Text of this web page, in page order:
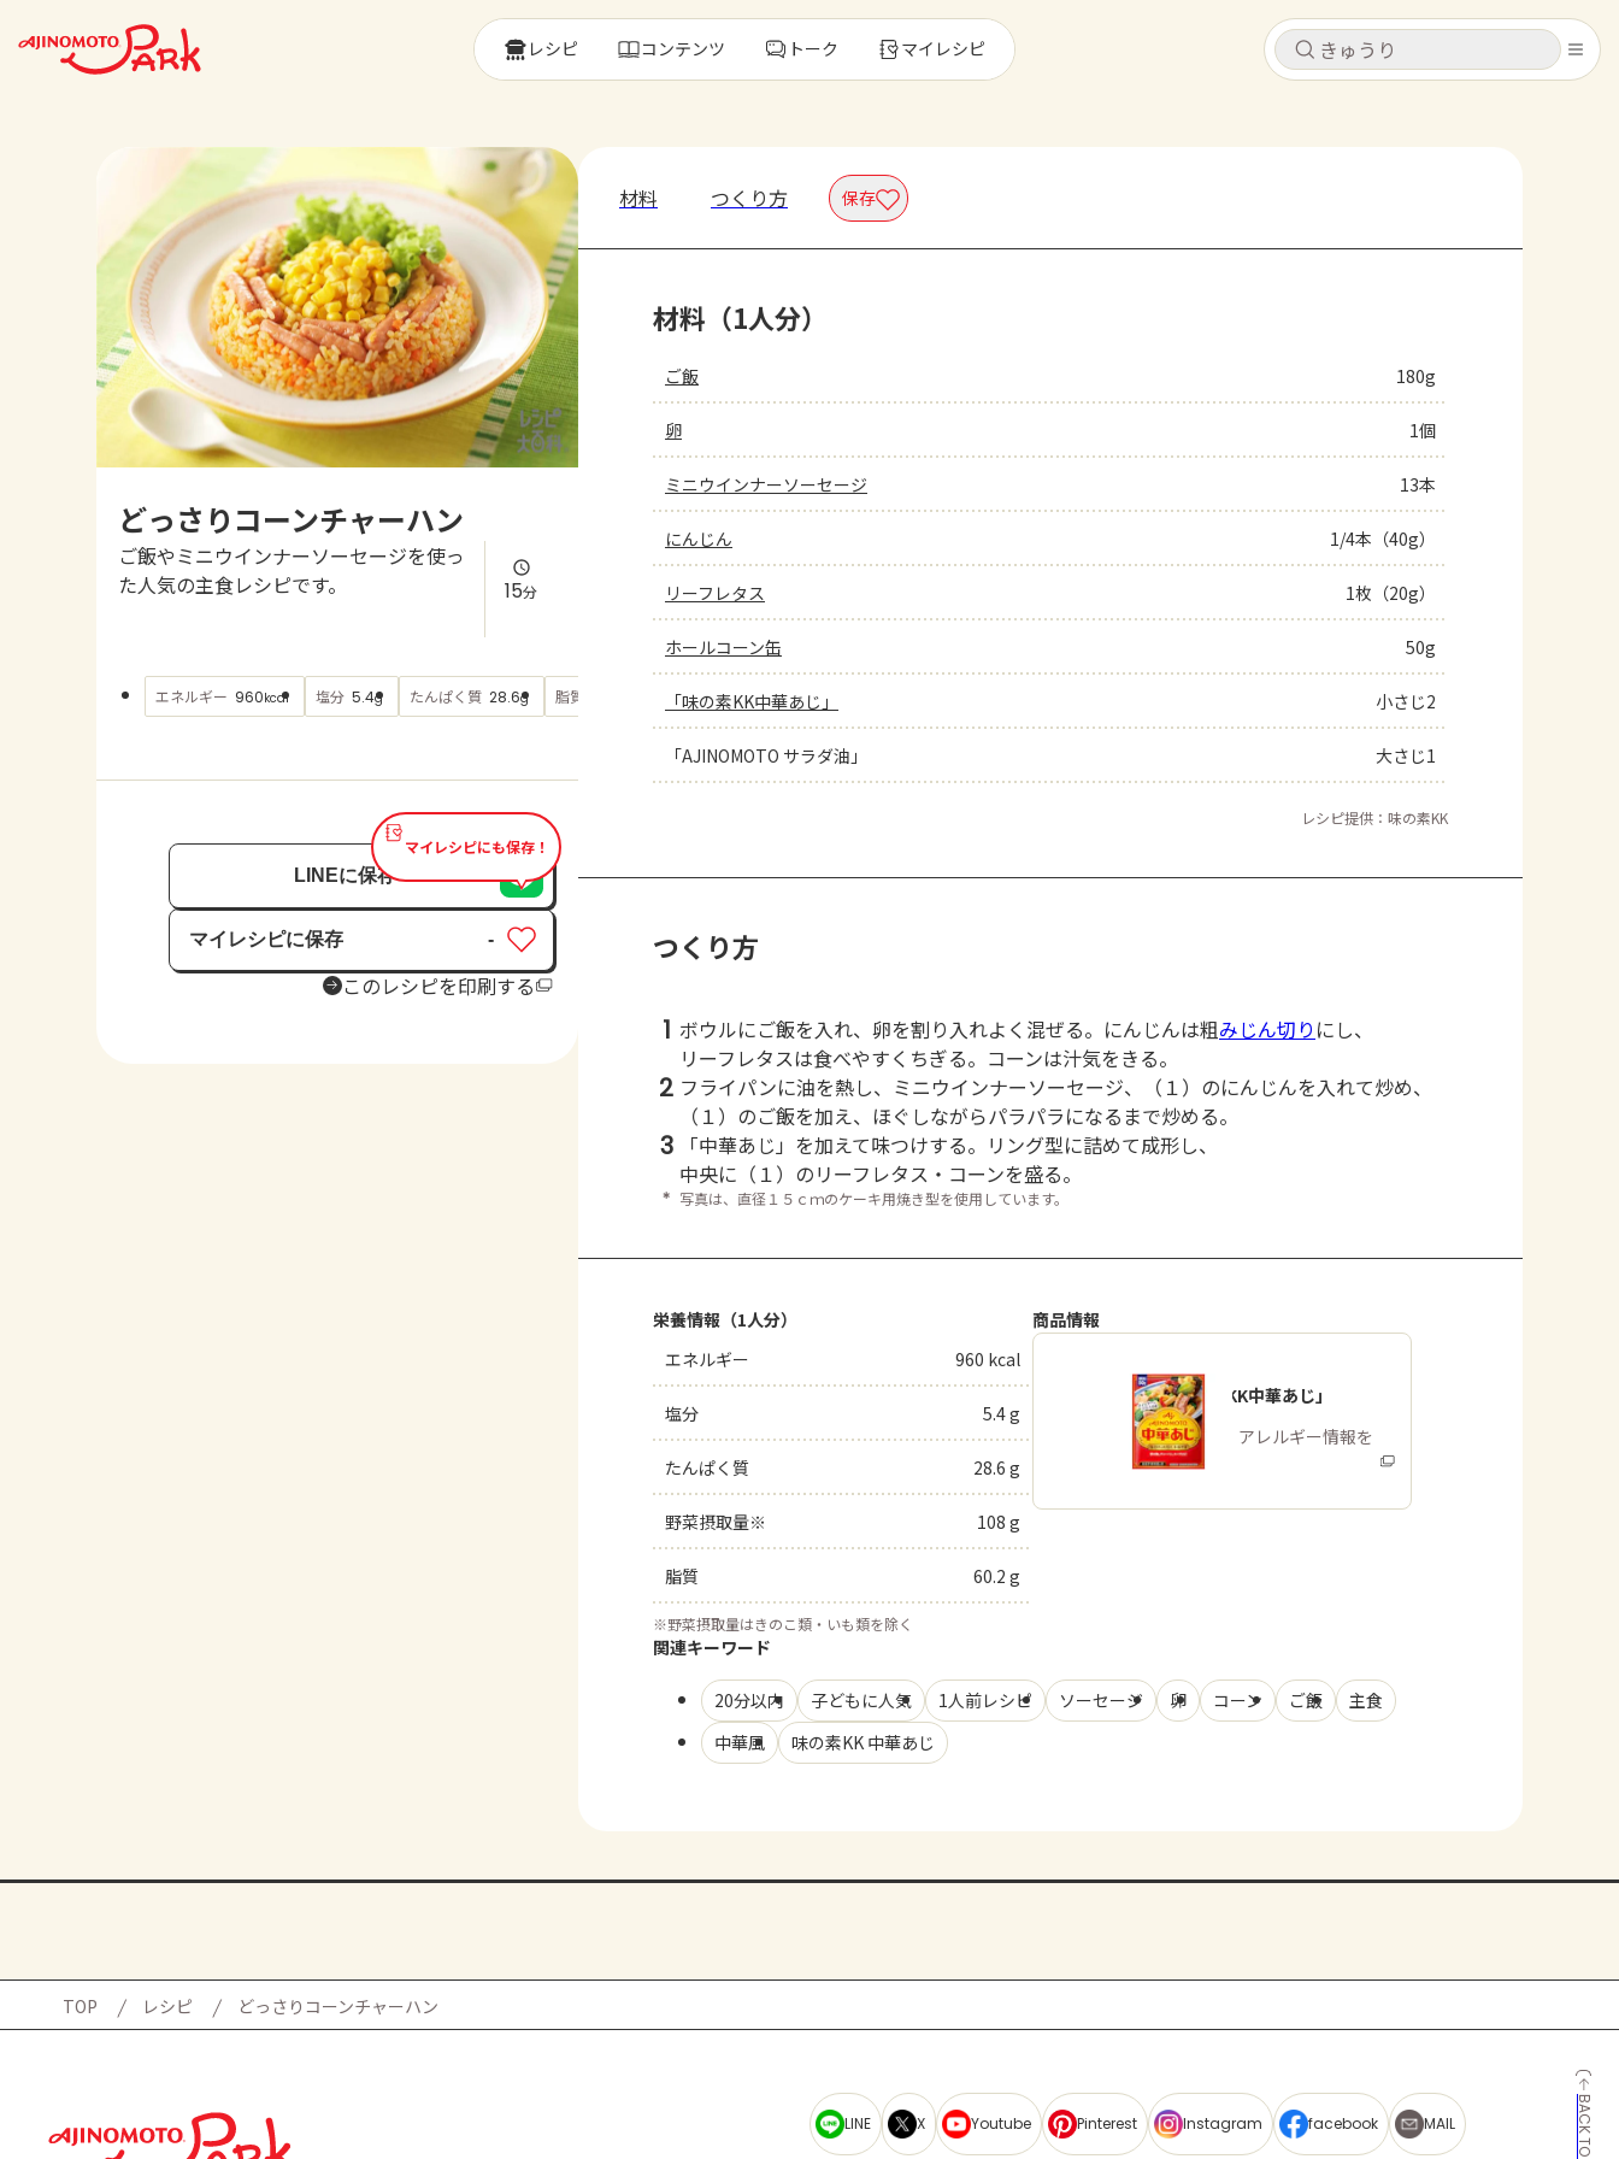
キャンセル
レシピ
トーク
よくあるお問い合わせ
AJINOMOTO PARK とは
キャンセル
レシピ コンテンツ トーク マイレシピ
どっさりコーンチャーハン
ご飯やミニウインナーソーセージを使っ
た人気の主食レシピです。
15分
エネルギー 960kcal 塩分 5.4g たんぱく質 28.6g 脂質 もっと見る
マイレシピにも保存！
LINEに保存
マイレシピに保存
保存済み
-
このレシピを印刷する
材料 つくり方 保存
材料（1人分）
ご飯 180g
卵 1個
ミニウインナーソーセージ 13本
にんじん 1/4本（40g）
リーフレタス 1枚（20g）
ホールコーン缶 50g
「味の素KK中華あじ」 小さじ2
「AJINOMOTO サラダ油」 大さじ1
レシピ提供：味の素KK
つくり方
1 ボウルにご飯を入れ、卵を割り入れよく混ぜる。にんじんは粗みじん切り にし、
リーフレタスは食べやすくちぎる。コーンは汁気をきる。
2 フライパンに油を熱し、ミニウインナーソーセージ、（１）のにんじんを入れて炒め、
（１）のご飯を加え、ほぐしながらパラパラになるまで炒める。
3
「中華あじ」を加えて味つけする。リング型に詰めて成形し、
中央に（１）のリーフレタス・コーンを盛る。
＊ 写真は、直径１５ｃｍのケーキ用焼き型を使用しています。
栄養情報（1人分）
エネルギー
960 kcal
塩分 5.4 g
たんぱく質 28.6 g
野菜摂取量※ 108 g
脂質 60.2 g
※野菜摂取量はきのこ類・いも類を除く
商品情報
「味の素KK中華あじ」
商品・アレルギー情報を
みる
関連キーワード
20分以内 子どもに人気 1人前レシピ ソーセージ 卵 コーン ご飯
主食
中華風
味の素KK 中華あじ
TOP レシピ どっさりコーンチャーハン
BACK TO TOP
LINE X Youtube Pinterest Instagram facebook MAIL